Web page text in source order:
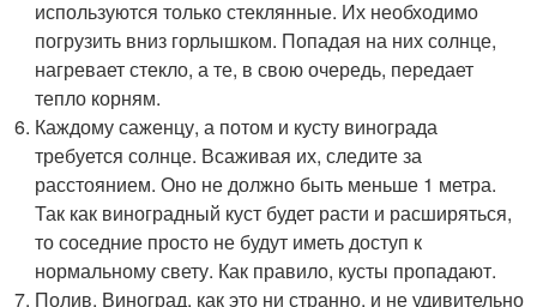
используются только стеклянные. Их необходимо
погрузить вниз горлышком. Попадая на них солнце,
нагревает стекло, а те, в свою очередь, передает
тепло корням.
Каждому саженцу, а потом и кусту винограда
требуется солнце. Всаживая их, следите за
расстоянием. Оно не должно быть меньше 1 метра.
Так как виноградный куст будет расти и расширяться,
то соседние просто не будут иметь доступ к
нормальному свету. Как правило, кусты пропадают.
Полив. Виноград, как это ни странно, и не удивительно